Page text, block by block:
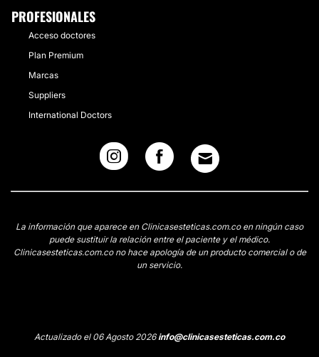
PROFESIONALES
Acceso doctores
Plan Premium
Marcas
Suppliers
International Doctors
La información que aparece en Clinicasesteticas.com.co en ningún caso
puede sustituir la relación entre el paciente y el médico.
Clinicasesteticas.com.co no hace apología de un producto comercial o de
un servicio.
Actualizado el 06 Agosto 2026info@clinicasesteticas.com.co